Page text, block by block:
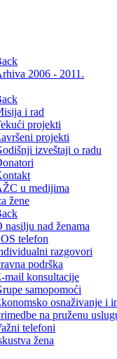
2006 - 2011.
i rad
projekti
projekti
izveštaji o radu
u medijima
žene
nasilju nad ženama
telefon
razgovori
podrška
mail konsultacije
samopomoći
osnaživanje i
na pruženu
telefoni
žena